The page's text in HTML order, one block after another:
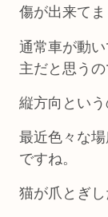
傷が出来てま
通常車が動
主だと思う
縦方向という
最近色々な
ですね。
猫が爪とぎし